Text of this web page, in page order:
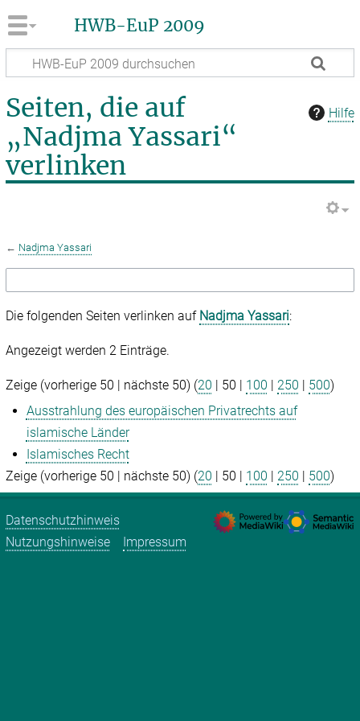
HWB-EuP 2009
Hilfe
Seiten, die auf
„Nadjma Yassari“
verlinken
← Nadjma Yassari
Die folgenden Seiten verlinken auf Nadjma Yassari:
Angezeigt werden 2 Einträge.
Zeige (vorherige 50 nächste 50) (20 50 100 250 500)
Ausstrahlung des europäischen Privatrechts auf
islamische Länder
Islamisches Recht
Zeige (vorherige 50 nächste 50) (20 50 100 250 500)
Datenschutzhinweis
Nutzungshinweise
Impressum